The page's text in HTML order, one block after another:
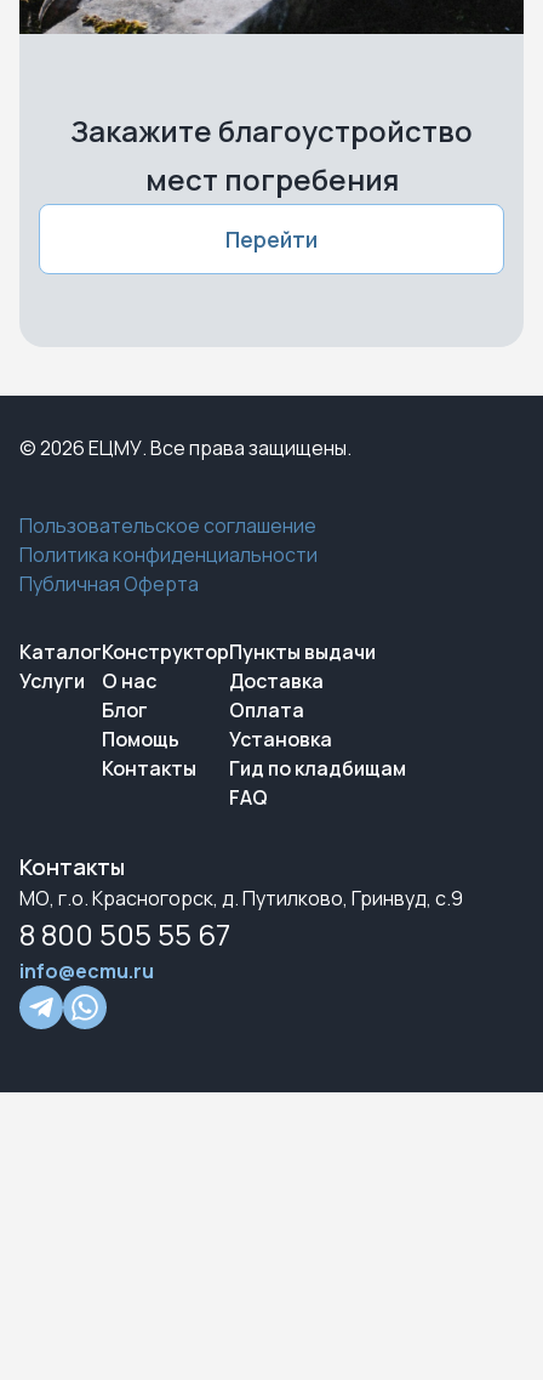
Закажите благоустройство
мест погребения
Перейти
© 2026 ЕЦМУ. Все права защищены.
Пользовательское соглашение
Политика конфиденциальности
Публичная Оферта
Каталог
Услуги
Конструктор
О нас
Блог
Помощь
Контакты
Пункты выдачи
Доставка
Оплата
Установка
Гид по кладбищам
FAQ
Контакты
МО, г.о. Красногорск, д. Путилково, Гринвуд, с.9
8 800 505 55 67
info@ecmu.ru